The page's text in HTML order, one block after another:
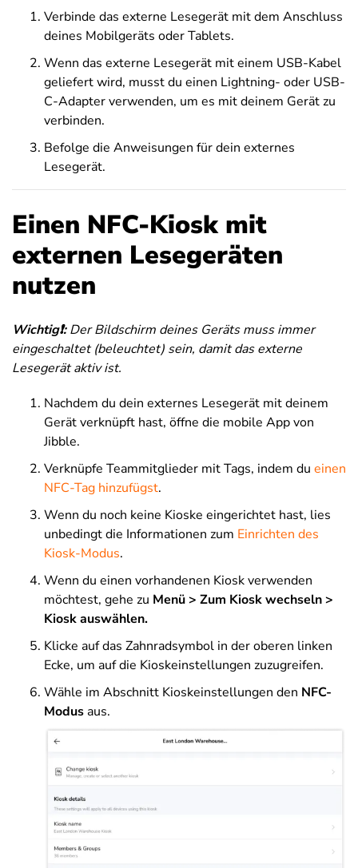
Verbinde das externe Lesegerät mit dem Anschluss
deines Mobilgeräts oder Tablets.
Wenn das externe Lesegerät mit einem USB-Kabel
geliefert wird, musst du einen Lightning- oder USB-
C-Adapter verwenden, um es mit deinem Gerät zu
verbinden.
Befolge die Anweisungen für dein externes
Lesegerät.
Einen NFC-Kiosk mit
externen Lesegeräten
nutzen
Wichtig❗:Der Bildschirm deines Geräts muss immer
eingeschaltet (beleuchtet) sein, damit das externe
Lesegerät aktiv ist.
Nachdem du dein externes Lesegerät mit deinem
Gerät verknüpft hast, öffne die mobile App von
Jibble.
Verknüpfe Teammitglieder mit Tags, indem du einen
NFC-Tag hinzufügst.
Wenn du noch keine Kioske eingerichtet hast, lies
unbedingt die Informationen zum Einrichten des
Kiosk-Modus.
Wenn du einen vorhandenen Kiosk verwenden
möchtest, gehe zu Menü > Zum Kiosk wechseln >
Kiosk auswählen.
Klicke auf das Zahnradsymbol in der oberen linken
Ecke, um auf die Kioskeinstellungen zuzugreifen.
Wähle im Abschnitt Kioskeinstellungen den NFC-
Modusaus.